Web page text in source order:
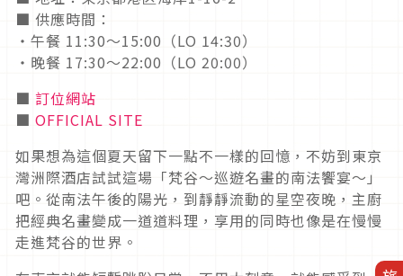
■ 供應時間：
・午餐 11:30～15:00（LO 14:30）
・晚餐 17:30～22:00（LO 20:00）
■ 訂位網站
■ OFFICIAL SITE
如果想為這個夏天留下一點不一樣的回憶，不妨到東京
灣洲際酒店試試這場「梵谷～巡遊名畫的南法饗宴～」
吧。從南法午後的陽光，到靜靜流動的星空夜晚，主廚
把經典名畫變成一道道料理，享用的同時也像是在慢慢
走進梵谷的世界。